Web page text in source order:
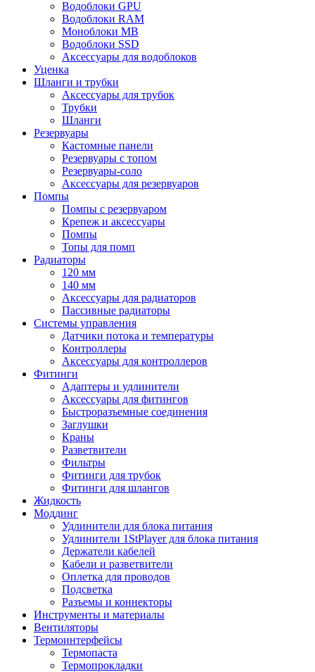
Водоблоки GPU
Водоблоки RAM
Моноблоки MB
Водоблоки SSD
Аксессуары для водоблоков
Уценка
Шланги и трубки
Аксессуары для трубок
Трубки
Шланги
Резервуары
Кастомные панели
Резервуары с топом
Резервуары-соло
Аксессуары для резервуаров
Помпы
Помпы с резервуаром
Крепеж и аксессуары
Помпы
Топы для помп
Радиаторы
120 мм
140 мм
Аксессуары для радиаторов
Пассивные радиаторы
Системы управления
Датчики потока и температуры
Контроллеры
Аксессуары для контроллеров
Фитинги
Адаптеры и удлинители
Аксессуары для фитингов
Быстроразъемные соединения
Заглушки
Краны
Разветвители
Фильтры
Фитинги для трубок
Фитинги для шлангов
Жидкость
Моддинг
Удлинители для блока питания
Удлинители 1StPlayer для блока питания
Держатели кабелей
Кабели и разветвители
Оплетка для проводов
Подсветка
Разъемы и коннекторы
Инструменты и материалы
Вентиляторы
Термоинтерфейсы
Термопаста
Термопрокладки